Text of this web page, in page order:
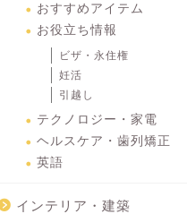
おすすめアイテム
お役立ち情報
ビザ・永住権
妊活
引越し
テクノロジー・家電
ヘルスケア・歯列矯正
英語
インテリア・建築